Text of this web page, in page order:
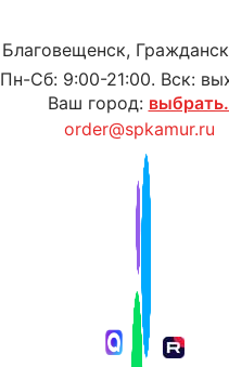
Благовещенск,
Пн-Сб: 9:00-21:00. Вск:
Ваш город:
order@spkamur.ru